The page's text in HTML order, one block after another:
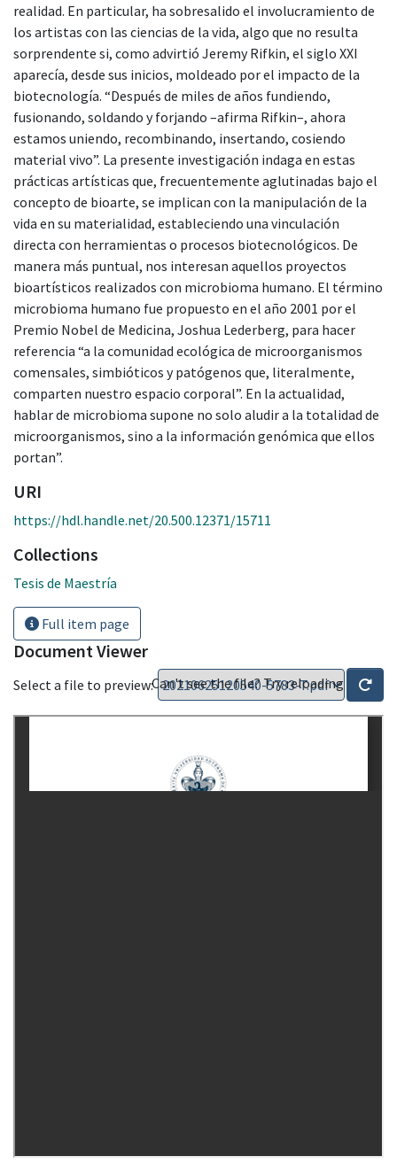
realidad. En particular, ha sobresalido el involucramiento de
los artistas con las ciencias de la vida, algo que no resulta
sorprendente si, como advirtió Jeremy Rifkin, el siglo XXI
aparecía, desde sus inicios, moldeado por el impacto de la
biotecnología. “Después de miles de años fundiendo,
fusionando, soldando y forjando –afirma Rifkin–, ahora
estamos uniendo, recombinando, insertando, cosiendo
material vivo”. La presente investigación indaga en estas
prácticas artísticas que, frecuentemente aglutinadas bajo el
concepto de bioarte, se implican con la manipulación de la
vida en su materialidad, estableciendo una vinculación
directa con herramientas o procesos biotecnológicos. De
manera más puntual, nos interesan aquellos proyectos
bioartísticos realizados con microbioma humano. El término
microbioma humano fue propuesto en el año 2001 por el
Premio Nobel de Medicina, Joshua Lederberg, para hacer
referencia “a la comunidad ecológica de microorganismos
comensales, simbióticos y patógenos que, literalmente,
comparten nuestro espacio corporal”. En la actualidad,
hablar de microbioma supone no solo aludir a la totalidad de
microorganismos, sino a la información genómica que ellos
portan”.
URI
https://hdl.handle.net/20.500.12371/15711
Collections
Tesis de Maestría
Full item page
Document Viewer
Select a file to preview:Can't see the file? Try reloading